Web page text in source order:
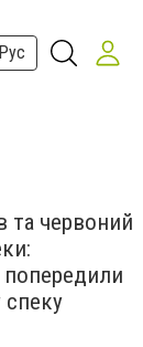
Рус
та червоний